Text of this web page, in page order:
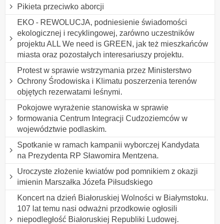
Pikieta przeciwko aborcji
EKO - REWOLUCJA, podniesienie świadomości
ekologicznej i recyklingowej, zarówno uczestników
projektu ALL We need is GREEN, jak też mieszkańców
miasta oraz pozostałych interesariuszy projektu.
Protest w sprawie wstrzymania przez Ministerstwo
Ochrony Środowiska i Klimatu poszerzenia terenów
objętych rezerwatami leśnymi.
Pokojowe wyrażenie stanowiska w sprawie
formowania Centrum Integracji Cudzoziemców w
województwie podlaskim.
Spotkanie w ramach kampanii wyborczej Kandydata
na Prezydenta RP Sławomira Mentzena.
Uroczyste złożenie kwiatów pod pomnikiem z okazji
imienin Marszałka Józefa Piłsudskiego
Koncert na dzień Białoruskiej Wolności w Białymstoku.
107 lat temu nasi odważni przodkowie ogłosili
niepodległość Białoruskiej Republiki Ludowej.